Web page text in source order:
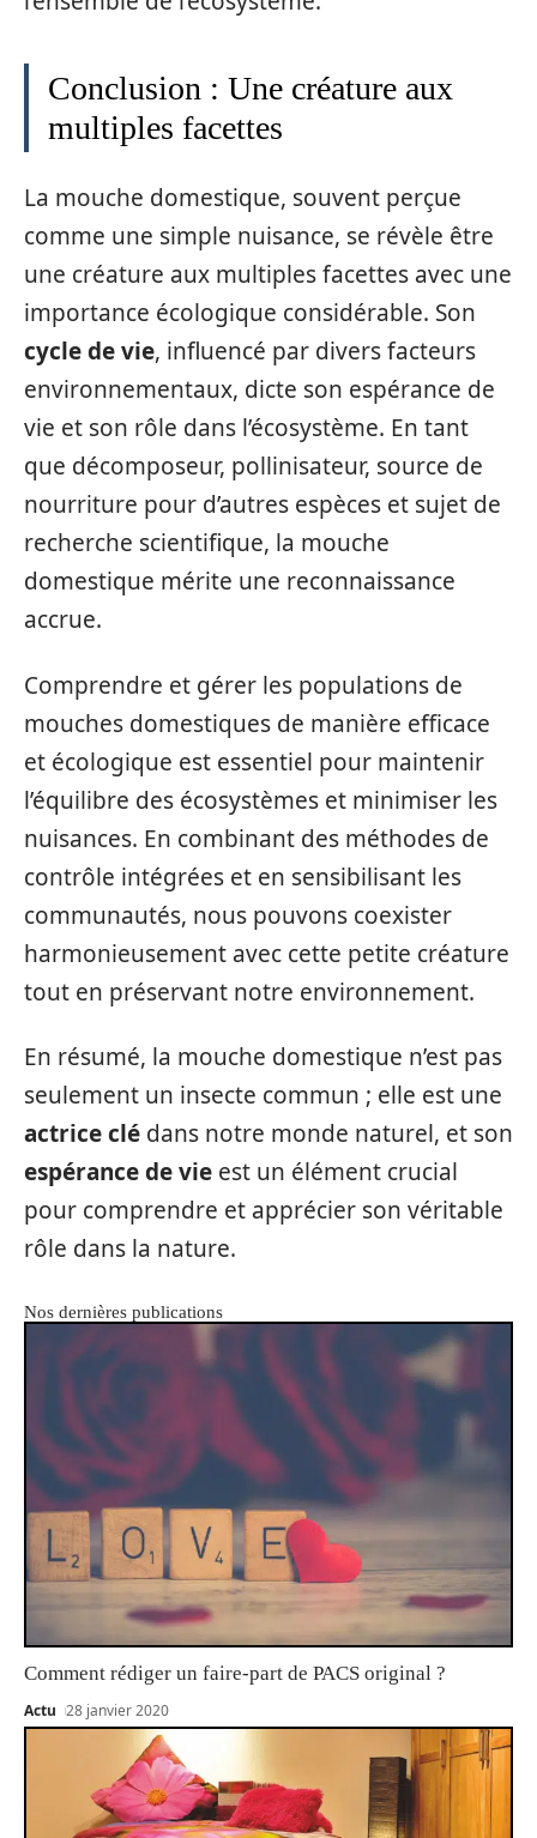
Conclusion : Une créature aux
multiples facettes
La mouche domestique, souvent perçue
comme une simple nuisance, se révèle être
une créature aux multiples facettes avec une
importance écologique considérable. Son
cycle de vie, influencé par divers facteurs
environnementaux, dicte son espérance de
vie et son rôle dans l’écosystème. En tant
que décomposeur, pollinisateur, source de
nourriture pour d’autres espèces et sujet de
recherche scientifique, la mouche
domestique mérite une reconnaissance
accrue.
Comprendre et gérer les populations de
mouches domestiques de manière efficace
et écologique est essentiel pour maintenir
l’équilibre des écosystèmes et minimiser les
nuisances. En combinant des méthodes de
contrôle intégrées et en sensibilisant les
communautés, nous pouvons coexister
harmonieusement avec cette petite créature
tout en préservant notre environnement.
En résumé, la mouche domestique n’est pas
seulement un insecte commun ; elle est une
actrice clé dans notre monde naturel, et son
espérance de vie est un élément crucial
pour comprendre et apprécier son véritable
rôle dans la nature.
Nos dernières publications
Comment rédiger un faire-part de PACS original ?
Actu 28 janvier 2020